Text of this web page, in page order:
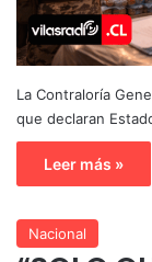
La Contraloría
que declaran
Leer más »
Nacional